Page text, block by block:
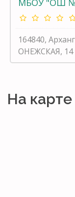
164840,
ОНЕЖСКАЯ, 14
На карте